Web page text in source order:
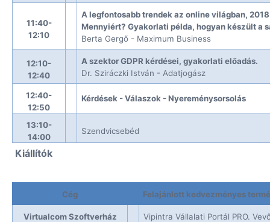
11:40-
12:10
A legfontosabb trendek az online világban,
Mennyiért? Gyakorlati példa, hogyan készült a
Berta Gergő - Maximum Business
12:10-
12:40
A szektor GDPR kérdései, gyakorlati előadás.
Dr. Sziráczki István - Adatjogász
12:40-
12:50
Kérdések - Válaszok - Nyereménysorsolás
13:10-
14:00
Szendvicsebéd
Kiállítók
Cég Felajánlott kedvezményes
Virtualcom Szoftverház
Vipintra Vállalati Portál PRO.